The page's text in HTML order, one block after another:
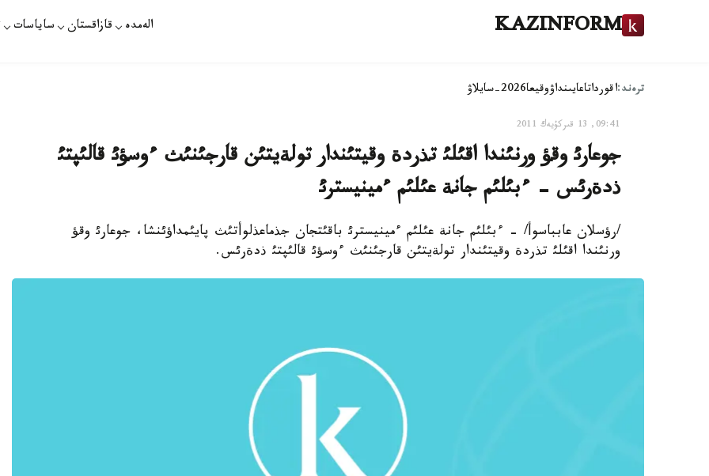
KAZINFORM الەمدە قازاقستان ساياسات
ترەند:اقورداتاعايىنداۋوقيعا2026-سايلاۋ
09:41, 13 قىركۇيەك 2011
جوعارئ وقؤ ورنئندا اقئلئ تذردة وقيتئندار تولةيتئن قارجئنئث ءوسؤئ قالئپتئ
ذدةرئس - ءبئلئم جانة عئلئم ءمينيسترئ
/رؤسلان عابباسوأ/ - ءبئلئم جانة عئلئم ءمينيسترئ باقئتجان جذماعذلوأتئث پايئمداؤئنشا، جوعارئ وقؤ
ورنئندا اقئلئ تذردة وقيتئندار تولةيتئن قارجئنئث ءوسؤئ قالئپتئ ذدةرئس.